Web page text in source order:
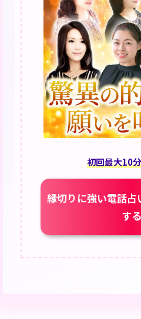
初回最大10
縁切りに強い電話占
する